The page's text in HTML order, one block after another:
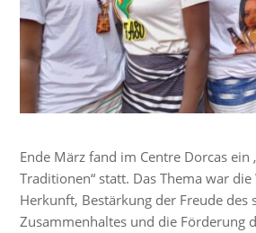
Ende März fand im Centre Dorcas ein
Traditionen“ statt. Das Thema war
Herkunft, Bestärkung der Freude des
Zusammenhaltes und die Förderung